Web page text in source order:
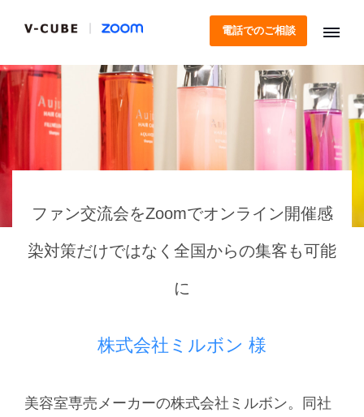
電話でのご相談
ファン交流会をZoomでオンライン開催感
染対策だけではなく全国からの集客も可能
に
株式会社ミルボン 様
美容室専売メーカーの株式会社ミルボン。同社